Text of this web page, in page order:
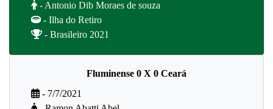
- Antonio Dib Moraes de souza
- Ilha do Retiro
- Brasileiro 2021
Fluminense 0 X 0 Ceará
- 7/7/2021